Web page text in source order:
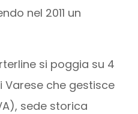
nel 2011 un
si poggia su 4
Varese che gestisce
sede storica